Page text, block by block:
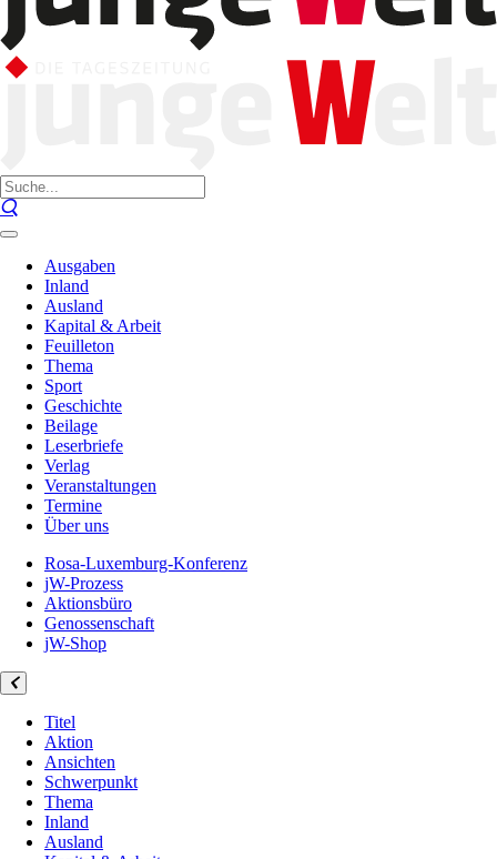
Ausgaben
Inland
Ausland
Kapital & Arbeit
Feuilleton
Thema
Sport
Geschichte
Beilage
Leserbriefe
Verlag
Veranstaltungen
Termine
Über uns
Rosa-Luxemburg-Konferenz
jW-Prozess
Aktionsbüro
Genossenschaft
jW-Shop
Titel
Aktion
Ansichten
Schwerpunkt
Thema
Inland
Ausland